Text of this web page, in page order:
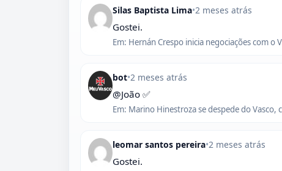
Silas Baptista Lima•2 meses atrás
Gostei.
Em: Hernán Crespo inicia negociações com o
bot•2 meses atrás
@João ✅
Em: Marino Hinestroza se despede do
leomar santos pereira•2 meses atrás
Gostei.